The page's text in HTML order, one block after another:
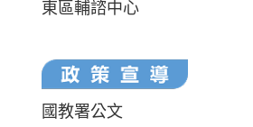
東區輔諮中心
國教署公文